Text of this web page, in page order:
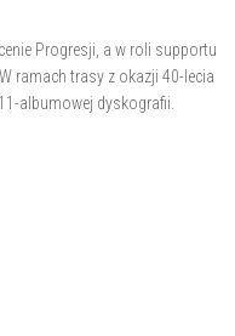
Progresji, a w roli supportu
ramach trasy z okazji 40-lecia
albumowej dyskografii.